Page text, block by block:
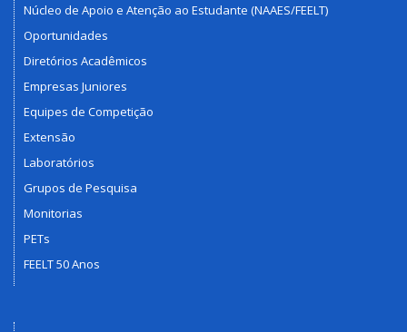
Núcleo de Apoio e Atenção ao Estudante (NAAES/FEELT)
Oportunidades
Diretórios Acadêmicos
Empresas Juniores
Equipes de Competição
Extensão
Laboratórios
Grupos de Pesquisa
Monitorias
PETs
FEELT 50 Anos